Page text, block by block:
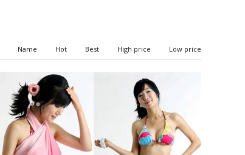
Name Hot Best High price Low price